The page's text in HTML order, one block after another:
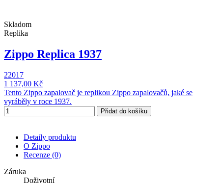
Skladom
Replika
Zippo Replica 1937
22017
1 137,00 Kč
Tento Zippo zapalovač je replikou Zippo zapalovačů, jaké se
vyráběly v roce 1937.
Přidat do košíku
Detaily produktu
O Zippo
Recenze (0)
Záruka
Doživotní